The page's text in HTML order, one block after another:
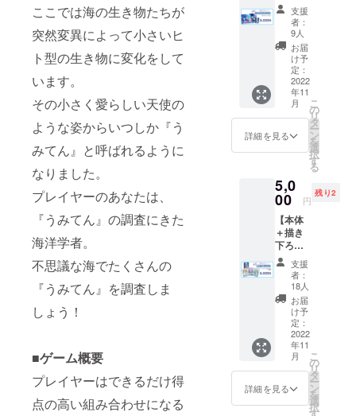
ここでは海の生き物たちが
突然変異によって小さいヒ
ト型の生き物に変化をして
います。
その小さく愛らしい天使の
ような姿からいつしか『う
みてん』と呼ばれるように
なりました。
プレイヤーのあなたは、
『うみてん』の調査にきた
海洋学者。
不思議な海でたくさんの
『うみてん』を調査しま
しょう！
■ゲーム概要
プレイヤーはできるだけ得
点の高い組み合わせになる
り…1個
たつの
おとし
ご…1個
りゅう
ぐうの
つか
い…1個
【料
金】 プ
ラン料
金4,000
込） ※
送料は
弊社で
負担い
たしま
す
です。
※ぼくら
のうみ
本体は
付いて
おりま
せんの
でご注
意くだ
さい。
サイズ
定で
す。 は
ぶくら
げ…1個
うみへ
び…1個
みのか
さご…1
個 ひょ
うもん
だこ…1
金】 プ
ラン料
金4,000
円（消
費税
ト】
『ぼく
らのう
み』本
体1セッ
トとプ
レイ
マット1
枚をお
送りす
るセッ
トプラ
ンで
【料
金】 プ
ラン料
金5,000
円（消
費税
込）+送
支援
者：
9人
お届
け予
定：
2022
年11
月
詳細を見る
こ
の
リ
タ
ー
ン
を
選
択
す
る
5,0
00 円
残り2
【本体
＋描き
下ろし
カード3
種】
『ぼく
らのう
み』本
体1セッ
トと描
き下ろ
しカー
ド3種を
お送り
する
セット
支援
者：
18人
お届
け予
定：
2022
年11
月
詳細を見る
こ
の
リ
タ
ー
ン
を
選
択